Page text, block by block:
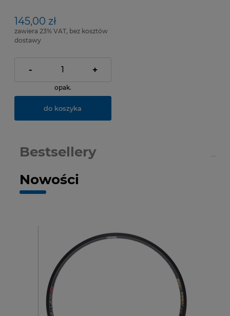
145,00 zł
zawiera 23% VAT, bez kosztów
dostawy
- +
opak.
do koszyka
Nowości
Bestsellery